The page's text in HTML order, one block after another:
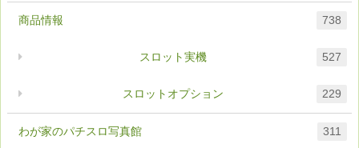
わが家のパチスロ写真館 311
商品情報 738
スロットオプション 229
スロット実機 527